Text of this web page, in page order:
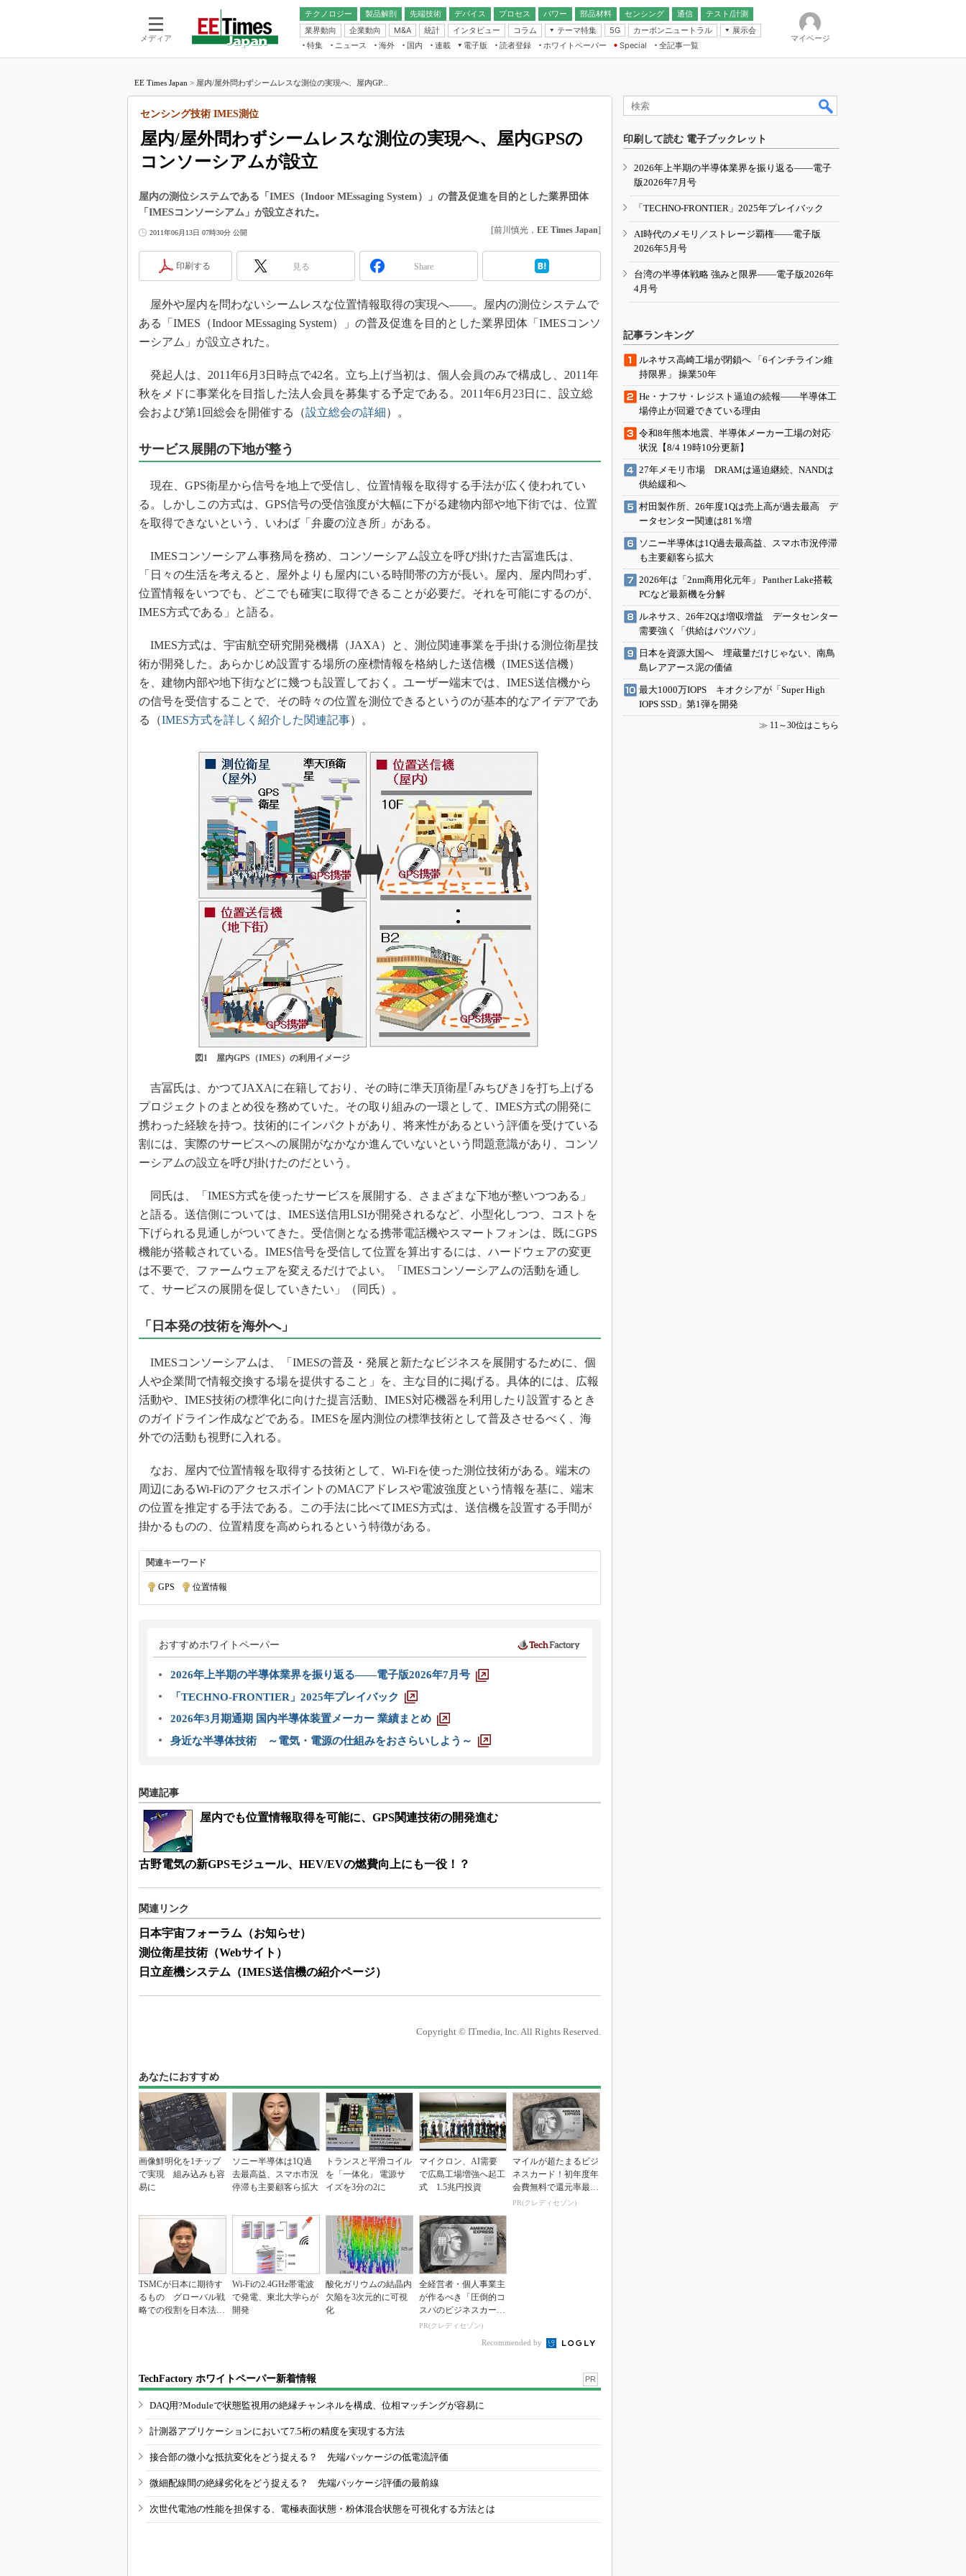
メディア
テクノロジー 製品解剖
先端技術
電池／エネルギー
デバイス
アナログ
マイコン
プロセス パワー 部品材料 センシング
通信
無線
テスト/計測
業界動向
企業動向 M&A 統計 インタビュー コラム
テーマ特集
フィジカルAI
読者調査（EE Times Research）
電源設計（EDN Japan）
エレクトロニクス入門（EDN
5G カーボンニュートラル
展示会
IoT・エッジコンピューティング
EXPO
TECHNO-FRONTIER
人とくるま展
特集 ニュース 海外 国内
連載
福田昭のデバイス通信
大山聡の業界スコープ
大原雄介のエレ・組み込みプレイバ
ック
学漂流記
世界を「数字」で回してみよう
Buzzword
この10年で起こったこと、次の10年
で起こること
製品分解で探るアジアの新トレンド
光伝送技術を知る
イノベーションは日本を救うのか
JASA発IoT通信
「英語に愛されないエンジニア」の
ための新行動論
電子版
電子ブックレット
読者登録 ホワイトペーパー
Special
全記事一覧
マイページ
EE Times Japan > 屋内/屋外問わずシームレスな測位の実現へ、屋内GP...
屋内/屋外問わずシームレスな測位の実現へ、屋内GPSの
コンソーシアムが設立
センシング技術 IMES測位
屋内の測位システムである「IMES（Indoor MEssaging System）」の普及促進を目的とした業界団体
「IMESコンソーシアム」が設立された。
2011年06月13日 07時30分 公開 [前川慎光， EE Times Japan]
印刷する 見る Share
屋外や屋内を問わないシームレスな位置情報取得の実現へ――。屋内の測位システムで
ある「IMES（Indoor MEssaging System）」の普及促進を目的とした業界団体「IMESコンソ
ーシアム」が設立された。
発起人は、2011年6月3日時点で42名。立ち上げ当初は、個人会員のみで構成し、2011年
秋をメドに事業化を目指した法人会員を募集する予定である。2011年6月23日に、設立総
会および第1回総会を開催する（設立総会の詳細）。
サービス展開の下地が整う
現在、GPS衛星から信号を地上で受信し、位置情報を取得する手法が広く使われてい
る。しかしこの方式は、GPS信号の受信強度が大幅に下がる建物内部や地下街では、位置
を取得できないという、いわば「弁慶の泣き所」がある。
IMESコンソーシアム事務局を務め、コンソーシアム設立を呼び掛けた吉冨進氏は、
「日々の生活を考えると、屋外よりも屋内にいる時間帯の方が長い。屋内、屋内問わず、
位置情報をいつでも、どこでも確実に取得できることが必要だ。それを可能にするのが、
IMES方式である」と語る。
IMES方式は、宇宙航空研究開発機構（JAXA）と、測位関連事業を手掛ける測位衛星技
術が開発した。あらかじめ設置する場所の座標情報を格納した送信機（IMES送信機）
を、建物内部や地下街などに幾つも設置しておく。ユーザー端末では、IMES送信機から
の信号を受信することで、その時々の位置を測位できるというのが基本的なアイデアであ
る（IMES方式を詳しく紹介した関連記事）。
図1 屋内GPS（IMES）の利用イメージ
吉冨氏は、かつてJAXAに在籍しており、その時に準天頂衛星｢みちびき｣を打ち上げる
プロジェクトのまとめ役を務めていた。その取り組みの一環として、IMES方式の開発に
携わった経験を持つ。技術的にインパクトがあり、将来性があるという評価を受けている
割には、実際のサービスへの展開がなかなか進んでいないという問題意識があり、コンソ
ーシアムの設立を呼び掛けたのだという。
同氏は、「IMES方式を使ったサービスを展開する、さまざまな下地が整いつつある」
と語る。送信側については、IMES送信用LSIが開発されるなど、小型化しつつ、コストを
下げられる見通しがついてきた。受信側となる携帯電話機やスマートフォンは、既にGPS
機能が搭載されている。IMES信号を受信して位置を算出するには、ハードウェアの変更
は不要で、ファームウェアを変えるだけでよい。「IMESコンソーシアムの活動を通し
て、サービスの展開を促していきたい」（同氏）。
「日本発の技術を海外へ」
IMESコンソーシアムは、「IMESの普及・発展と新たなビジネスを展開するために、個
人や企業間で情報交換する場を提供すること」を、主な目的に掲げる。具体的には、広報
活動や、IMES技術の標準化に向けた提言活動、IMES対応機器を利用したり設置するとき
のガイドライン作成などである。IMESを屋内測位の標準技術として普及させるべく、海
外での活動も視野に入れる。
なお、屋内で位置情報を取得する技術として、Wi-Fiを使った測位技術がある。端末の
周辺にあるWi-FiのアクセスポイントのMACアドレスや電波強度という情報を基に、端末
の位置を推定する手法である。この手法に比べてIMES方式は、送信機を設置する手間が
掛かるものの、位置精度を高められるという特徴がある。
関連キーワード
GPS 位置情報
おすすめホワイトペーパー
2026年上半期の半導体業界を振り返る――電子版2026年7月号
「TECHNO-FRONTIER」2025年プレイバック
2026年3月期通期 国内半導体装置メーカー 業績まとめ
身近な半導体技術 ～電気・電源の仕組みをおさらいしよう～
関連記事
屋内でも位置情報取得を可能に、GPS関連技術の開発進む
古野電気の新GPSモジュール、HEV/EVの燃費向上にも一役！？
関連リンク
日本宇宙フォーラム（お知らせ）
測位衛星技術（Webサイト）
日立産機システム（IMES送信機の紹介ページ）
Copyright © ITmedia, Inc. All Rights Reserved.
あなたにおすすめ
画像鮮明化を1チップ
で実現 組み込みも容
易に
ソニー半導体は1Q過
去最高益、スマホ市況
停滞も主要顧客ら拡大
トランスと平滑コイル
を「一体化」 電源サ
イズを3分の2に
マイクロン、AI需要
で広島工場増強へ起工
式 1.5兆円投資
マイルが超たまるビジ
ネスカード！初年度年
会費無料で還元率最大
1.125%
PR(クレディセゾン)
TSMCが日本に期待す
るもの グローバル戦
略での役割を日本法人
Wi-Fiの2.4GHz帯電波
で発電、東北大学らが
開発
酸化ガリウムの結晶内
欠陥を3次元的に可視
化
全経営者・個人事業主
が作るべき「圧倒的コ
スパのビジネスカー
ド」
PR(クレディセゾン)
Recommended by
TechFactory ホワイトペーパー新着情報 PR
DAQ用?Moduleで状態監視用の絶縁チャンネルを構成、位相マッチングが容易に
計測器アプリケーションにおいて7.5桁の精度を実現する方法
接合部の微小な抵抗変化をどう捉える？ 先端パッケージの低電流評価
微細配線間の絶縁劣化をどう捉える？ 先端パッケージ評価の最前線
次世代電池の性能を担保する、電極表面状態・粉体混合状態を可視化する方法とは
印刷して読む 電子ブックレット
2026年上半期の半導体業界を振り返る――電子
版2026年7月号
「TECHNO-FRONTIER」2025年プレイバック
AI時代のメモリ／ストレージ覇権――電子版
2026年5月号
台湾の半導体戦略 強みと限界――電子版2026年
4月号
記事ランキング
ルネサス高崎工場が閉鎖へ 「6インチライン維
持限界」 操業50年
He・ナフサ・レジスト逼迫の続報――半導体工
場停止が回避できている理由
令和8年熊本地震、半導体メーカー工場の対応
状況【8/4 19時10分更新】
27年メモリ市場 DRAMは逼迫継続、NANDは
供給緩和へ
村田製作所、26年度1Qは売上高が過去最高 デ
ータセンター関連は81％増
ソニー半導体は1Q過去最高益、スマホ市況停滞
も主要顧客ら拡大
2026年は「2nm商用化元年」 Panther Lake搭載
PCなど最新機を分解
ルネサス、26年2Qは増収増益 データセンター
需要強く「供給はパツパツ」
日本を資源大国へ 埋蔵量だけじゃない、南鳥
島レアアース泥の価値
最大1000万IOPS キオクシアが「Super High
IOPS SSD」第1弾を開発
≫ 11～30位はこちら